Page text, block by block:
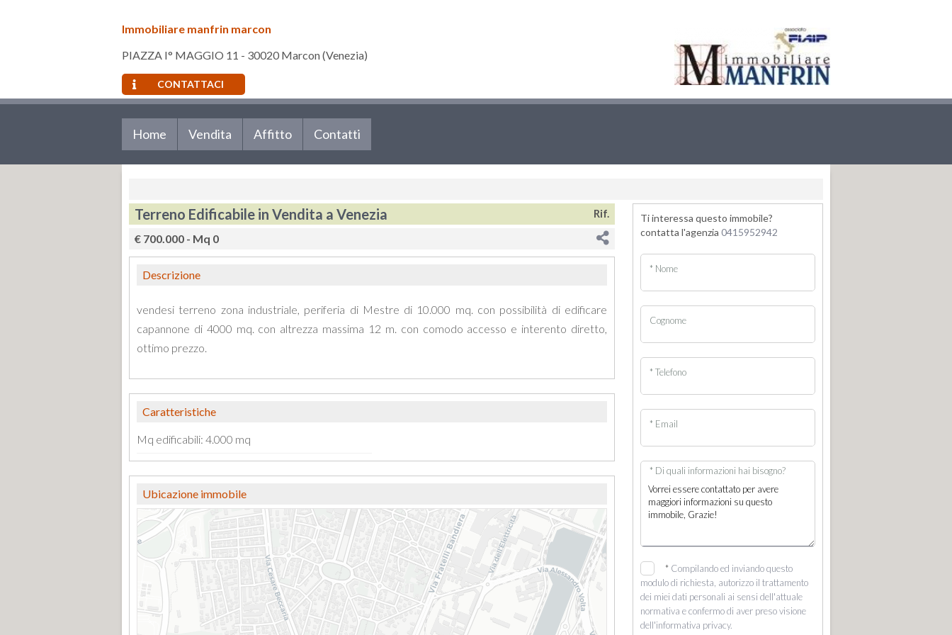
Immobiliare manfrin marcon
PIAZZA I° MAGGIO 11 - 30020 Marcon (Venezia)
CONTATTACI
Home Vendita Affitto Contatti
Terreno Edificabile in Vendita a Venezia Rif.
€ 700.000 - Mq 0
Descrizione
vendesi terreno zona industriale, periferia di Mestre di 10.000 mq. con possibilità di edificare
capannone di 4000 mq. con altrezza massima 12 m. con comodo accesso e interento diretto,
ottimo prezzo.
Caratteristiche
Mq edificabili: 4.000 mq
Ubicazione immobile
Ti interessa questo immobile?
contatta l'agenzia 0415952942
* Nome
Cognome
* Telefono
* Email
* Di quali informazioni hai bisogno?
* Compilando ed inviando questo
modulo di richiesta, autorizzo il trattamento
dei miei dati personali ai sensi dell'attuale
normativa e confermo di aver preso visione
dell'informativa privacy.